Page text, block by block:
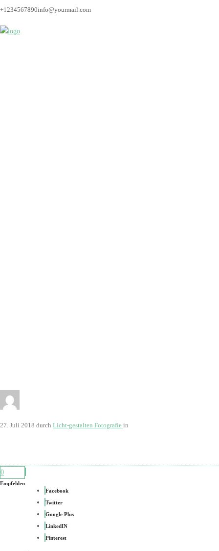
+1234567890info@yourmail.com
27. Juli 2018 durch Licht-gestalten Fotografie in
0
Empfehlen
Facebook
Twitter
Google Plus
LinkedIN
Pinterest